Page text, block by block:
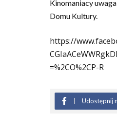
Kinomaniacy
Domu Kultury.
https://
=%2CO%2CP-R
Udostępnij